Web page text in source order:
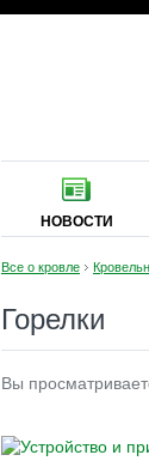
НОВОСТИ
Все о кровле
Горелки
Вы